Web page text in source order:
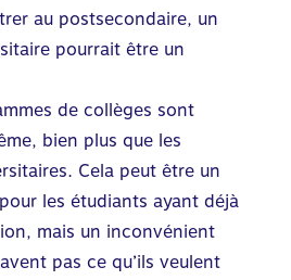
au postsecondaire, un
pourrait être un
de collèges sont
bien plus que les
Cela peut être un
les étudiants ayant déjà
mais un inconvénient
pas ce qu’ils veulent